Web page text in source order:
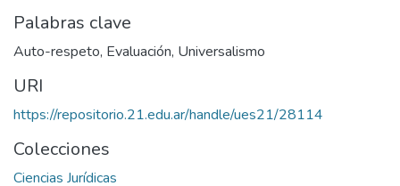
Palabras clave
Auto-respeto, Evaluación, Universalismo
URI
https://repositorio.21.edu.ar/handle/ues21/28114
Colecciones
Ciencias Jurídicas